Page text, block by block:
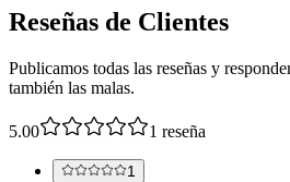
Reseñas de Clientes
Publicamos todas las reseñas y
también las malas.
5.00 1 reseña
1